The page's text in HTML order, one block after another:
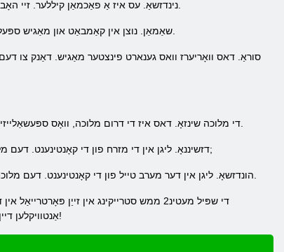
סוראַ. דאס וואָריערז וואס גענארט פינצטער מאַגיש. דאַנק צו
Empire דזשיננאָ. ליגן אין די מזרח פון די קאָנטינענט. דעם מלוכה איז געגרינדעט דורך די מיליטעריש סאָרט פון די אַלט מלוכה. דעריבער, עס איז זייער אַגרעסיוו צו אנדערע. & נבספּ;
די שפּיל מעטינ2 ממש סטרייקינג אין זייַן
אַנטוויקלען דיין כאַראַקטער און נוצן ווי אַ וואָפן משמעות ומשעדלעך בעלז און פאַנס. אַזוי גיין פאָרויס! האָנע דיין סקילז צו די כבוד פון די מלוכה!